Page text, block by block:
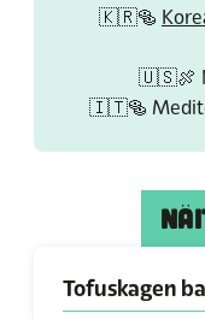
🇰🇷🥯
🇺🇸🍖
🇮🇹🥯
Tofuskagen